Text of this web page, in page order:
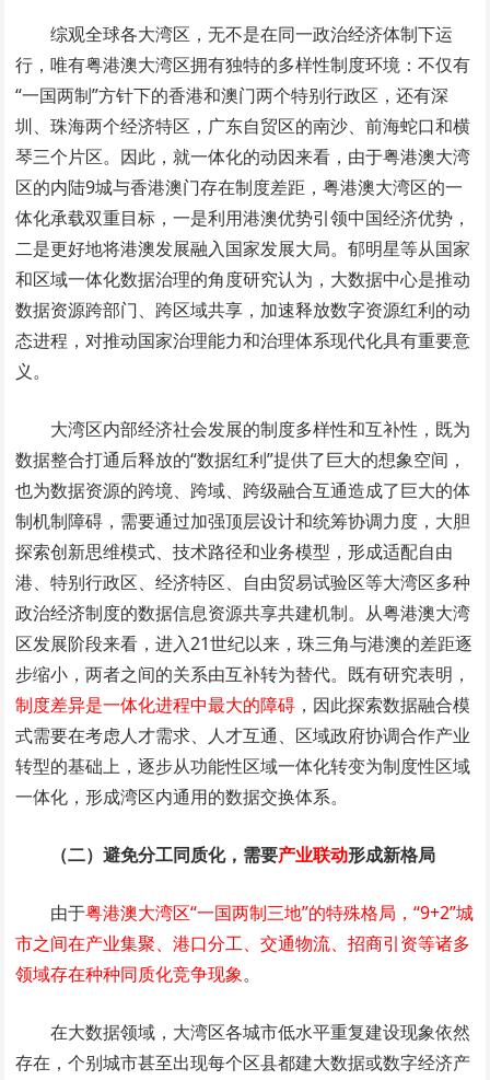
综观全球各大湾区，无不是在同一政治经济体制下运
行，唯有粤港澳大湾区拥有独特的多样性制度环境：不仅有
“一国两制”方针下的香港和澳门两个特别行政区，还有深
圳、珠海两个经济特区，广东自贸区的南沙、前海蛇口和横
琴三个片区。因此，就一体化的动因来看，由于粤港澳大湾
区的内陆9城与香港澳门存在制度差距，粤港澳大湾区的一
体化承载双重目标，一是利用港澳优势引领中国经济优势，
二是更好地将港澳发展融入国家发展大局。郁明星等从国家
和区域一体化数据治理的角度研究认为，大数据中心是推动
数据资源跨部门、跨区域共享，加速释放数字资源红利的动
态进程，对推动国家治理能力和治理体系现代化具有重要意
义。
大湾区内部经济社会发展的制度多样性和互补性，既为
数据整合打通后释放的“数据红利”提供了巨大的想象空间，
也为数据资源的跨境、跨域、跨级融合互通造成了巨大的体
制机制障碍，需要通过加强顶层设计和统筹协调力度，大胆
探索创新思维模式、技术路径和业务模型，形成适配自由
港、特别行政区、经济特区、自由贸易试验区等大湾区多种
政治经济制度的数据信息资源共享共建机制。从粤港澳大湾
区发展阶段来看，进入21世纪以来，珠三角与港澳的差距逐
步缩小，两者之间的关系由互补转为替代。既有研究表明，
制度差异是一体化进程中最大的障碍 ，因此探索数据融合模
式需要在考虑人才需求、人才互通、区域政府协调合作产业
转型的基础上，逐步从功能性区域一体化转变为制度性区域
一体化，形成湾区内通用的数据交换体系。
（二）避免分工同质化，需要产业联动形成新格局
由于粤港澳大湾区“一国两制三地”的特殊格局，“9+2”城
市之间在产业集聚、港口分工、交通物流、招商引资等诸多
领域存在种种同质化竞争现象。
在大数据领域，大湾区各城市低水平重复建设现象依然
存在，个别城市甚至出现每个区县都建大数据或数字经济产